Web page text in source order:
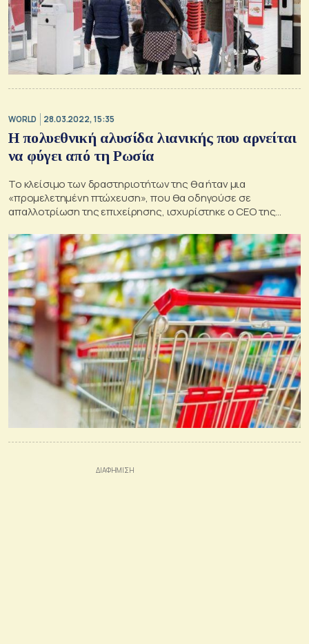
WORLD 28.03.2022, 15:35
Η πολυεθνική αλυσίδα λιανικής που αρνείται
να φύγει από τη Ρωσία
Το κλείσιμο των δραστηριοτήτων της θα ήταν μια
«προμελετημένη πτώχευση», που θα οδηγούσε σε
απαλλοτρίωση της επιχείρησης, ισχυρίστηκε ο CEO της